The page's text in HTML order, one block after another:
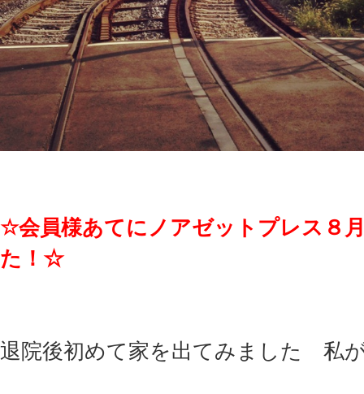
☆会員様あてにノアゼットプレス８
た！☆
退院後初めて家を出てみました